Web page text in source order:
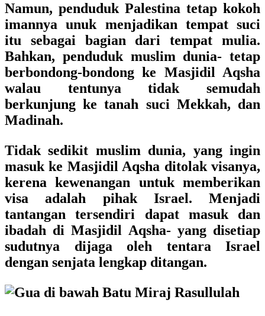
Namun, penduduk Palestina tetap kokoh
imannya unuk menjadikan tempat suci
itu sebagai bagian dari tempat mulia.
Bahkan, penduduk muslim dunia- tetap
berbondong-bondong ke Masjidil Aqsha
walau tentunya tidak semudah
berkunjung ke tanah suci Mekkah, dan
Madinah.
Tidak sedikit muslim dunia, yang ingin
masuk ke Masjidil Aqsha ditolak visanya,
kerena kewenangan untuk memberikan
visa adalah pihak Israel. Menjadi
tantangan tersendiri dapat masuk dan
ibadah di Masjidil Aqsha- yang disetiap
sudutnya dijaga oleh tentara Israel
dengan senjata lengkap ditangan.